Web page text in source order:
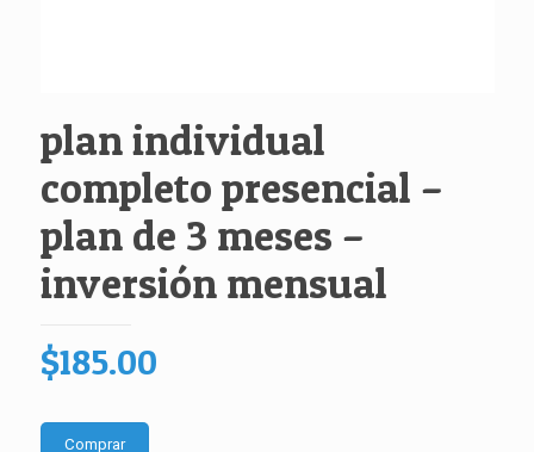
plan individual
completo presencial –
plan de 3 meses –
inversión mensual
$185.00
Comprar